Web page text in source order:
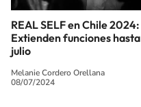
REAL SELF en Chile 2024:
Extienden funciones hasta
julio
Melanie Cordero Orellana
08/07/2024